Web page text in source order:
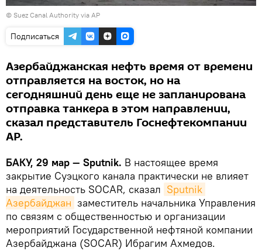
© Suez Canal Authority via AP
Подписаться
Азербайджанская нефть время от времени
отправляется на восток, но на
сегодняшний день еще не запланирована
отправка танкера в этом направлении,
сказал представитель Госнефтекомпании
АР.
БАКУ, 29 мар — Sputnik. В настоящее время
закрытие Суэцкого канала практически не влияет
на деятельность SOCAR, сказал Sputnik
Азербайджан заместитель начальника Управления
по связям с общественностью и организации
мероприятий Государственной нефтяной компании
Азербайджана (SOCAR) Ибрагим Ахмедов.